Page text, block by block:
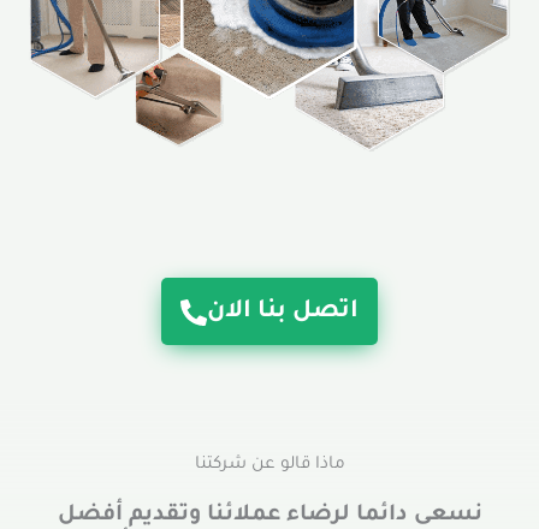
اتصل بنا الان
ماذا قالو عن شركتنا
نسعى دائما لرضاء عملائنا وتقديم أفضل